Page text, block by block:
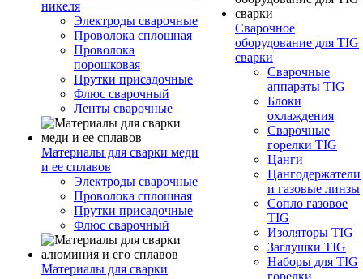
никеля
Электроды сварочные
Проволока сплошная
Проволока
порошковая
Прутки присадочные
Флюс сварочный
Ленты сварочные
Материалы для сварки меди
и ее сплавов
Электроды сварочные
Проволока сплошная
Прутки присадочные
Флюс сварочный
Материалы для сварки
Сварочное
оборудование для TIG
сварки
Сварочные
аппараты TIG
Блоки
охлаждения
Сварочные
горелки TIG
Цанги
Цангодержатели
и газовые линзы
Сопло газовое
TIG
Изоляторы TIG
Заглушки TIG
Наборы для TIG
горелки